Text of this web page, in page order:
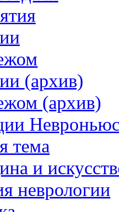
(архив)
(архив)
тема
и
неврологии